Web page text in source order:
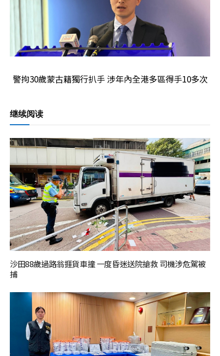
警拘30歲蒙古籍獨行扒手 涉年內全港多區得手10多次
继续阅读
沙田88歲過路翁捱貨車撞 一度昏迷送院搶救 司機涉危駕被
捕